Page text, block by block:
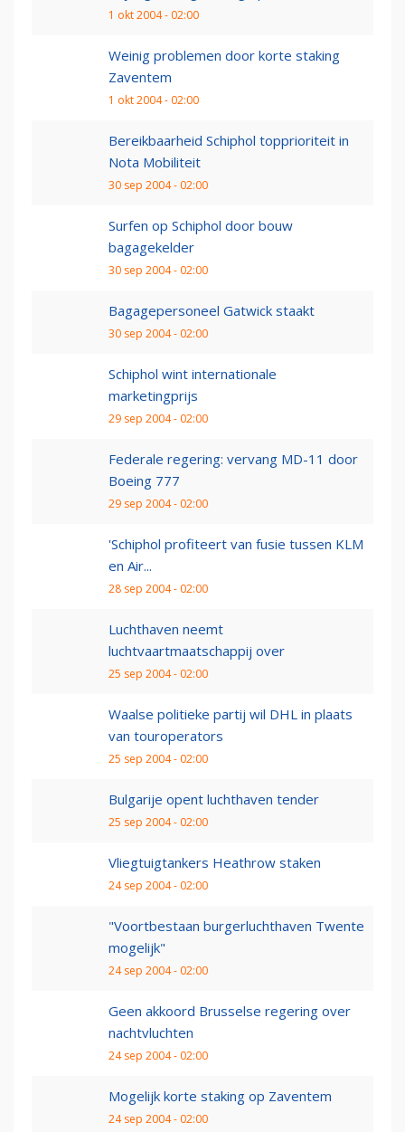
1 okt 2004 - 02:00
Weinig problemen door korte staking
Zaventem
1 okt 2004 - 02:00
Bereikbaarheid Schiphol topprioriteit in
Nota Mobiliteit
30 sep 2004 - 02:00
Surfen op Schiphol door bouw
bagagekelder
30 sep 2004 - 02:00
Bagagepersoneel Gatwick staakt
30 sep 2004 - 02:00
Schiphol wint internationale
marketingprijs
29 sep 2004 - 02:00
Federale regering: vervang MD-11 door
Boeing 777
29 sep 2004 - 02:00
'Schiphol profiteert van fusie tussen KLM
en Air...
28 sep 2004 - 02:00
Luchthaven neemt
luchtvaartmaatschappij over
25 sep 2004 - 02:00
Waalse politieke partij wil DHL in plaats
van touroperators
25 sep 2004 - 02:00
Bulgarije opent luchthaven tender
25 sep 2004 - 02:00
Vliegtuigtankers Heathrow staken
24 sep 2004 - 02:00
"Voortbestaan burgerluchthaven Twente
mogelijk"
24 sep 2004 - 02:00
Geen akkoord Brusselse regering over
nachtvluchten
24 sep 2004 - 02:00
Mogelijk korte staking op Zaventem
24 sep 2004 - 02:00